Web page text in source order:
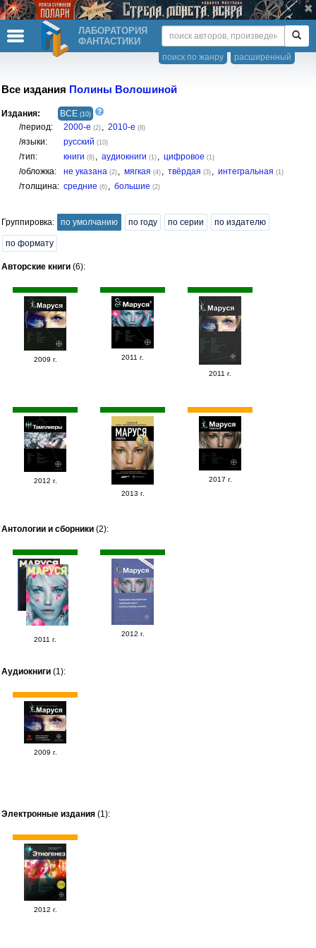
ЛАБОРАТОРИЯ
ФАНТАСТИКИ
расширенный
поиск по жанру
Все издания Полины Волошиной
Издания: ВСЕ (10)
/период: 2000-е (2) , 2010-е (8)
/языки: русский (10)
/тип: книги (8) , аудиокниги (1) , цифровое (1)
/обложка: не указана (2) , мягкая (4) , твёрдая (3) , интегральная (1)
/толщина: средние (6) , большие (2)
Группировка: по умолчанию по году по серии по издателю
по формату
Авторские книги (6):
2009 г. 2011 г.
2011 г.
2012 г.
2013 г.
2017 г.
Антологии и сборники (2):
2011 г.
2012 г.
Аудиокниги (1):
2009 г.
Электронные издания (1):
2012 г.